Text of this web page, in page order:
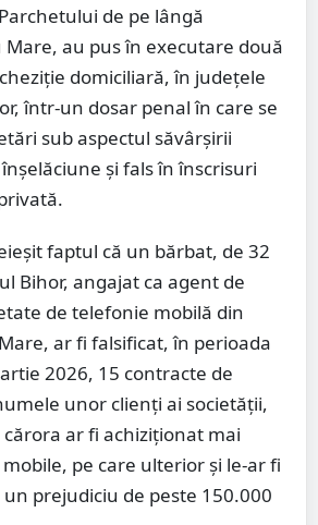
de pe lângă
Mare, au pus în executare două
domiciliară, în județele
într-un dosar penal în care se
sub aspectul săvârșirii
și fals în înscrisuri
faptul că un bărbat, de 32
Bihor, angajat ca agent de
de telefonie mobilă din
ar fi falsificat, în perioada
2026, 15 contracte de
unor clienți ai societății,
ar fi achiziționat mai
pe care ulterior și le-ar fi
prejudiciu de peste 150.000